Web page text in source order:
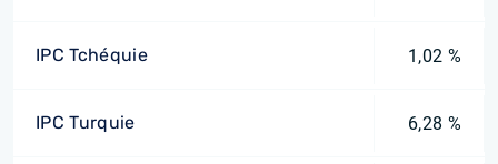
IPC Tchéquie 1,02 %
IPC Turquie 6,28 %